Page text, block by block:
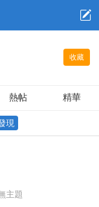
收藏
熱帖 精華
現
主題